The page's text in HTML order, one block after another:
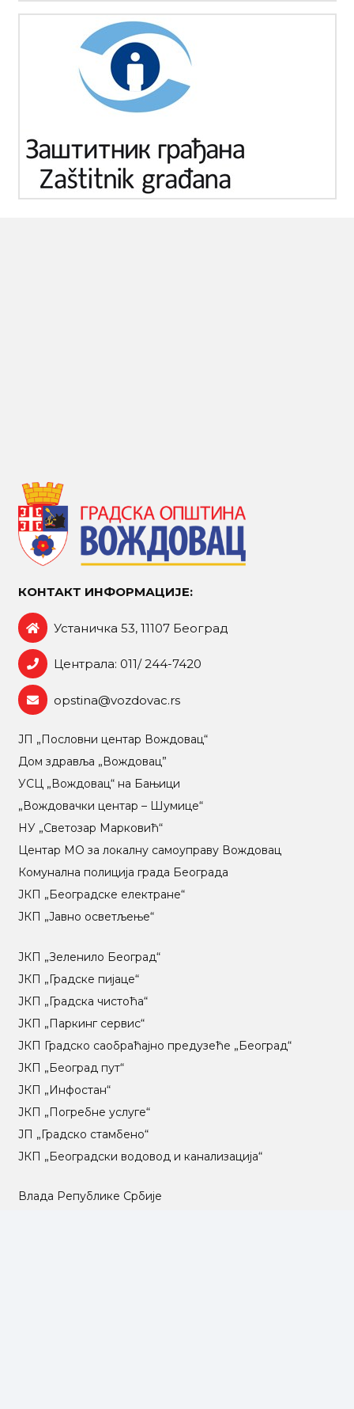
КОНТАКТ ИНФОРМАЦИЈЕ:
Устаничка 53, 11107 Београд
Централа: 011/ 244-7420
opstina@vozdovac.rs
ЈП „Пословни центар Вождовац“
Дом здравља „Вождовац”
УСЦ „Вождовац“ на Бањици
„Вождовачки центар – Шумице“
НУ „Светозар Марковић“
Центар МO за локалну самоуправу Вождовац
Комунална полиција града Београда
ЈКП „Београдске електране“
ЈКП „Јавно осветљење“
ЈКП „Зеленило Београд“
ЈКП „Градске пијаце“
ЈКП „Градска чистоћа“
ЈКП „Паркинг сервис“
ЈКП Градско саобраћајно предузеће „Београд“
ЈКП „Београд пут“
ЈКП „Инфостан“
ЈКП „Погребне услуге“
ЈП „Градско стамбено“
ЈКП „Београдски водовод и канализација“
Влада Републике Србије